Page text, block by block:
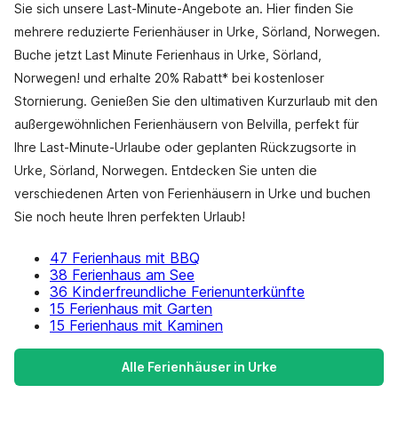
Sie sich unsere Last-Minute-Angebote an. Hier finden Sie
mehrere reduzierte Ferienhäuser in Urke, Sörland, Norwegen.
Buche jetzt Last Minute Ferienhaus in Urke, Sörland,
Norwegen! und erhalte 20% Rabatt* bei kostenloser
Stornierung. Genießen Sie den ultimativen Kurzurlaub mit den
außergewöhnlichen Ferienhäusern von Belvilla, perfekt für
Ihre Last-Minute-Urlaube oder geplanten Rückzugsorte in
Urke, Sörland, Norwegen. Entdecken Sie unten die
verschiedenen Arten von Ferienhäusern in Urke und buchen
Sie noch heute Ihren perfekten Urlaub!
47 Ferienhaus mit BBQ
38 Ferienhaus am See
36 Kinderfreundliche Ferienunterkünfte
15 Ferienhaus mit Garten
15 Ferienhaus mit Kaminen
Alle Ferienhäuser in Urke